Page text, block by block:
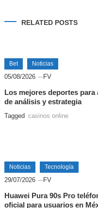
entradas
RELATED POSTS
Bet Noticias
05/08/2026 FV
Los mejores deportes
de análisis y estrategia
Tagged casinos online
Noticias Tecnología
29/07/2026 FV
Huawei Pura 90s Pro
oficial para usuarios en